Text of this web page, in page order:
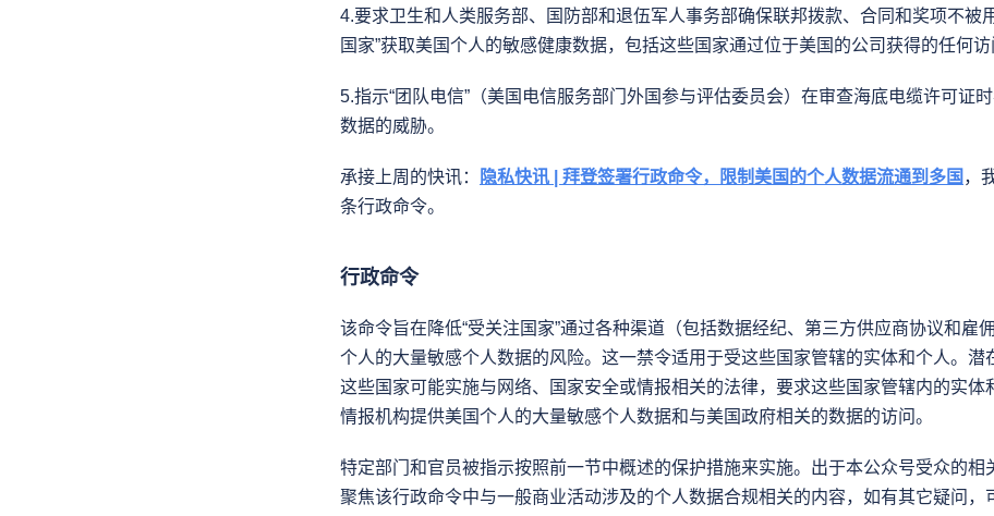
4.要求卫生和人类服务部、国防部和退伍军人事务部确保联邦拨款、合同和奖项不被
国家”获取美国个人的敏感健康数据，包括这些国家通过位于美国的公司获得的任何访
5.指示“团队电信”（美国电信服务部门外国参与评估委员会）在审查海底电缆许可证
数据的威胁。
承接上周的快讯： 隐私快讯 | 拜登签署行政命令，限制美国的个人数据流通到多国 ，
条行政命令。
行政命令
该命令旨在降低“受关注国家”通过各种渠道（包括数据经纪、第三方供应商协议和雇
个人的大量敏感个人数据的风险。这一禁令适用于受这些国家管辖的实体和个人。潜
这些国家可能实施与网络、国家安全或情报相关的法律，要求这些国家管辖内的实体
情报机构提供美国个人的大量敏感个人数据和与美国政府相关的数据的访问。
特定部门和官员被指示按照前一节中概述的保护措施来实施。出于本公众号受众的相
聚焦该行政命令中与一般商业活动涉及的个人数据合规相关的内容，如有其它疑问，